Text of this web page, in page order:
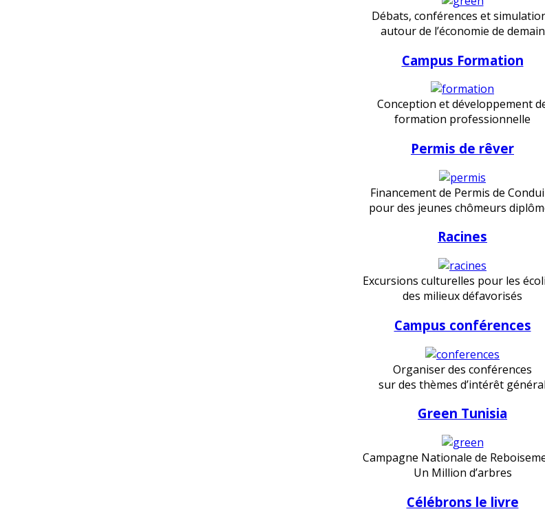
Débats, conférences et
autour de l’économie de demain
Campus Formation
Conception et développement
formation professionnelle
Permis de rêver
Financement de Permis de
pour des jeunes chômeurs
Racines
Excursions culturelles pour les
des milieux défavorisés
Campus conférences
Organiser des conférences
sur des thèmes d’intérêt général
Green Tunisia
Campagne Nationale de
Un Million d’arbres
Célébrons le livre